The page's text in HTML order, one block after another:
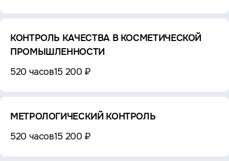
КОНТРОЛЬ КАЧЕСТВА В КОСМЕТИЧЕСКОЙ
ПРОМЫШЛЕННОСТИ
520 часов15 200 ₽
МЕТРОЛОГИЧЕСКИЙ КОНТРОЛЬ
520 часов15 200 ₽